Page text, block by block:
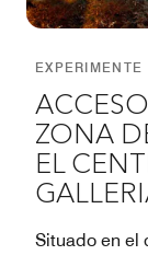
ZONA
EL
Situado en el